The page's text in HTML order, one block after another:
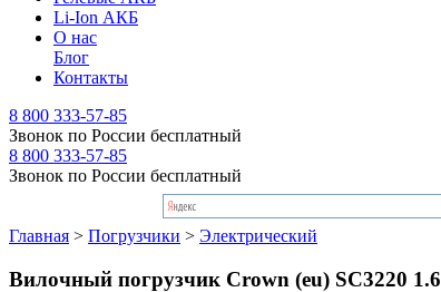
Li-Ion АКБ
О нас
Блог
Контакты
8 800 333-57-85
Звонок по России бесплатный
8 800 333-57-85
Звонок по России бесплатный
Главная > Погрузчики > Электрический
Вилочный погрузчик Crown (eu) SC3220 1.6